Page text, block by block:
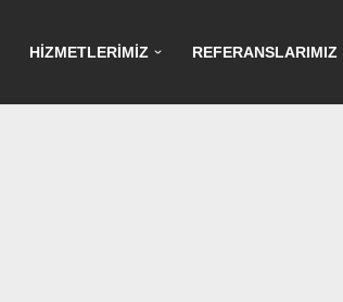
HİZMETLERİMİZ REFERANSLARIMIZ